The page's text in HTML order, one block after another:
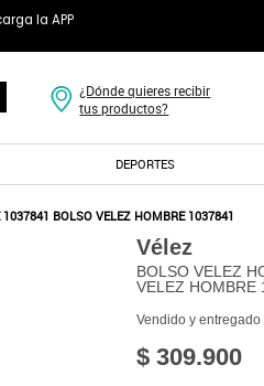
la APP
¿Dónde quieres recibir
tus productos?
DEPORTES
BOLSO VELEZ HOMBRE 1037841
Vélez
BOLSO VELEZ
VELEZ HOMBRE
Vendido y entregado
$ 309.900